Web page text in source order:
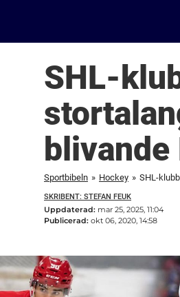
SHL-
blivande
Sportbibeln » Hockey » SHL-
SKRIBENT: STEFAN FEUK
Uppdaterad: mar 25, 2025, 11:04
Publicerad: okt 06, 2020, 14:58